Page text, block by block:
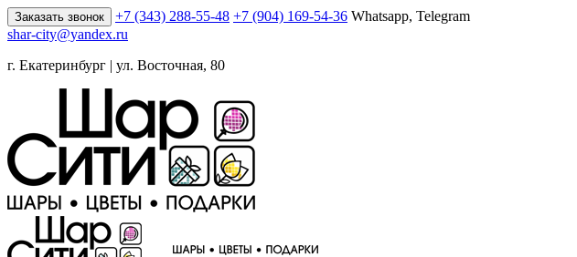
Заказать звонок +7 (343) 288-55-48 +7 (904) 169-54-36 Whatsapp, Telegram
shar-city@yandex.ru
г. Екатеринбург | ул. Восточная, 80